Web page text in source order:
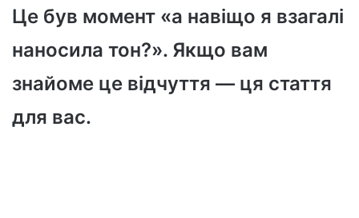
Це був момент «а навіщо я взагалі
наносила тон?». Якщо вам
знайоме це відчуття — ця стаття
для вас.